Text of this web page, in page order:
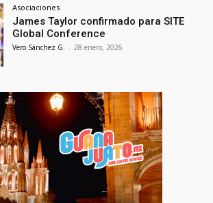
Asociaciones
James Taylor confirmado para SITE
Global Conference
Vero Sánchez G. - 28 enero, 2026